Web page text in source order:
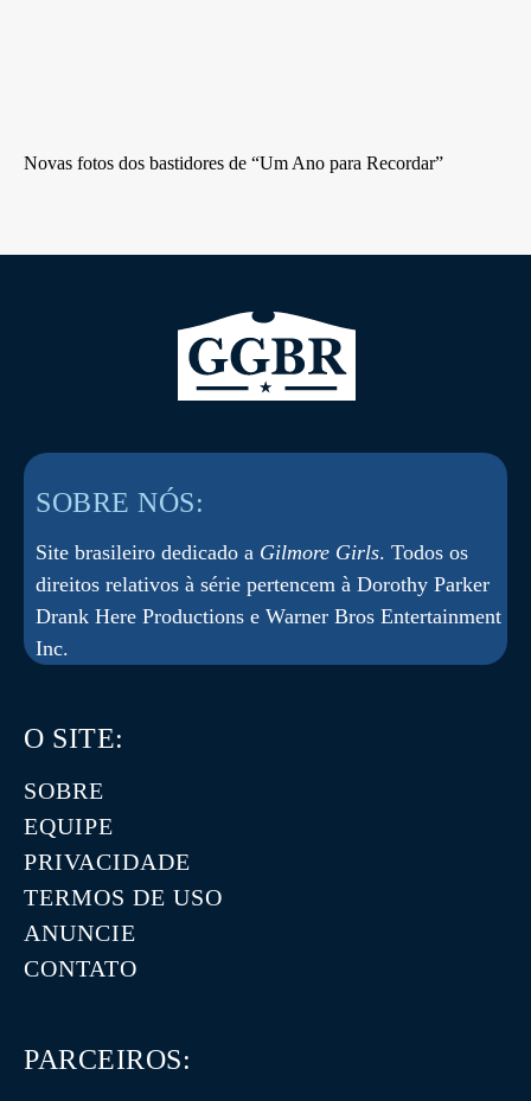
Novas fotos dos bastidores de “Um Ano para Recordar”
SOBRE NÓS:
Site brasileiro dedicado a Gilmore Girls. Todos os
direitos relativos à série pertencem à Dorothy Parker
Drank Here Productions e Warner Bros Entertainment
Inc.
O SITE:
SOBRE
EQUIPE
PRIVACIDADE
TERMOS DE USO
ANUNCIE
CONTATO
PARCEIROS: